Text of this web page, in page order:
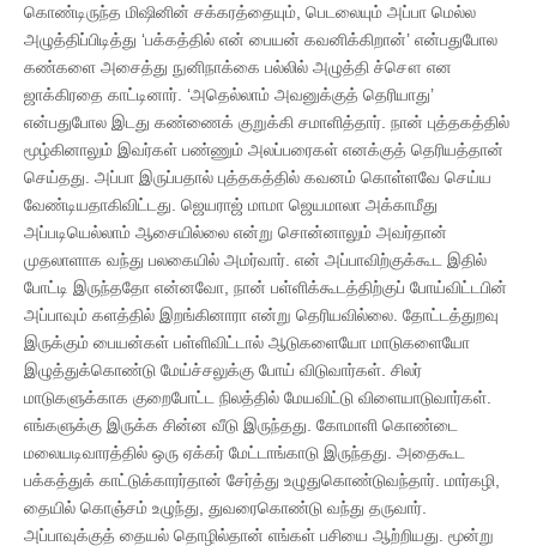
கொண்டிருந்த மிஷினின் சக்கரத்தையும், பெடலையும் அப்பா மெல்ல
அழுத்திப்பிடித்து ‘பக்கத்தில் என் பையன் கவனிக்கிறான்’ என்பதுபோல
கண்களை அசைத்து நுனிநாக்கை பல்லில் அழுத்தி ச்சௌ என
ஜாக்கிரதை காட்டினார். ‘அதெல்லாம் அவனுக்குத் தெரியாது’
என்பதுபோல இடது கண்ணைக் குறுக்கி சமாளித்தார். நான் புத்தகத்தில்
மூழ்கினாலும் இவர்கள் பண்ணும் அலப்பரைகள் எனக்குத் தெரியத்தான்
செய்தது. அப்பா இருப்பதால் புத்தகத்தில் கவனம் கொள்ளவே செய்ய
வேண்டியதாகிவிட்டது. ஜெயராஜ் மாமா ஜெயமாலா அக்காமீது
அப்படியெல்லாம் ஆசையில்லை என்று சொன்னாலும் அவர்தான்
முதலாளாக வந்து பலகையில் அமர்வார். என் அப்பாவிற்குக்கூட இதில்
போட்டி இருந்ததோ என்னவோ, நான் பள்ளிக்கூடத்திற்குப் போய்விட்டபின்
அப்பாவும் களத்தில் இறங்கினாரா என்று தெரியவில்லை. தோட்டத்துறவு
இருக்கும் பையன்கள் பள்ளிவிட்டால் ஆடுகளையோ மாடுகளையோ
இழுத்துக்கொண்டு மேய்ச்சலுக்கு போய் விடுவார்கள். சிலர்
மாடுகளுக்காக குறைபோட்ட நிலத்தில் மேயவிட்டு விளையாடுவார்கள்.
எங்களுக்கு இருக்க சின்ன வீடு இருந்தது. கோமாளி கொண்டை
மலையடிவாரத்தில் ஒரு ஏக்கர் மேட்டாங்காடு இருந்தது. அதைகூட
பக்கத்துக் காட்டுக்காரர்தான் சேர்த்து உழுதுகொண்டுவந்தார். மார்கழி,
தையில் கொஞ்சம் உழுந்து, துவரைகொண்டு வந்து தருவார்.
அப்பாவுக்குத் தையல் தொழில்தான் எங்கள் பசியை ஆற்றியது. மூன்று